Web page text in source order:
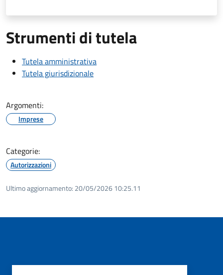
Strumenti di tutela
Tutela amministrativa
Tutela giurisdizionale
Argomenti:
Imprese
Categorie:
Autorizzazioni
Ultimo aggiornamento: 20/05/2026 10:25.11